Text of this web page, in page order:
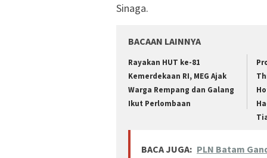
Sinaga.
BACAAN LAINNYA
Rayakan HUT ke-81
Kemerdekaan RI, MEG Ajak
Warga Rempang dan Galang
Ikut Perlombaan
BACA JUGA: PLN Batam